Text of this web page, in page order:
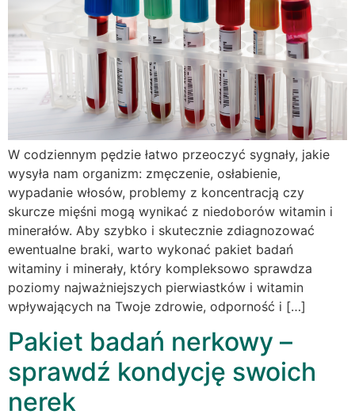
W codziennym pędzie łatwo przeoczyć sygnały, jakie
wysyła nam organizm: zmęczenie, osłabienie,
wypadanie włosów, problemy z koncentracją czy
skurcze mięśni mogą wynikać z niedoborów witamin i
minerałów. Aby szybko i skutecznie zdiagnozować
ewentualne braki, warto wykonać pakiet badań
witaminy i minerały, który kompleksowo sprawdza
poziomy najważniejszych pierwiastków i witamin
wpływających na Twoje zdrowie, odporność i […]
Pakiet badań nerkowy –
sprawdź kondycję swoich
nerek